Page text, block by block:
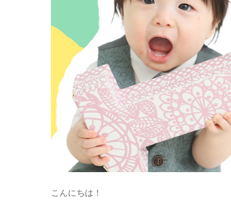
こんにちは！